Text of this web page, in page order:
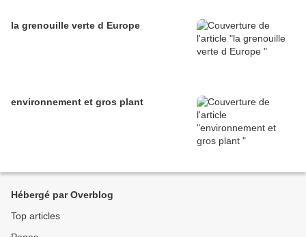
la grenouille verte d Europe
environnement et gros plant
Hébergé par Overblog
Top articles